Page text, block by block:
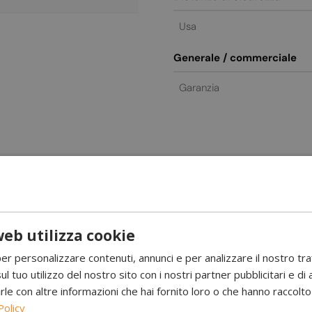
Usa
Generale / commerciale
Garanzia
Griddle Top e completa la tua esperienza di cucina
che ogni pietanza sia cotta alla perfezione. Il suo leggero
del Bonfire senza compromessi.
utilizza cookie
personalizzare contenuti, annunci e per analizzare il nostro
tuo utilizzo del nostro sito con i nostri partner pubblicitari e di
con altre informazioni che hai fornito loro o che hanno